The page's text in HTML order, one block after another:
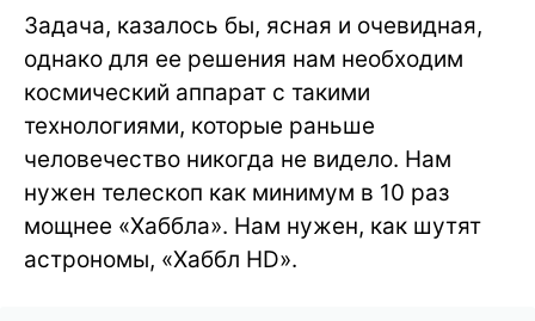
Задача, казалось бы, ясная и очевидная,
однако для ее решения нам необходим
космический аппарат с такими
технологиями, которые раньше
человечество никогда не видело. Нам
нужен телескоп как минимум в 10 раз
мощнее «Хаббла». Нам нужен, как шутят
астрономы, «Хаббл HD».